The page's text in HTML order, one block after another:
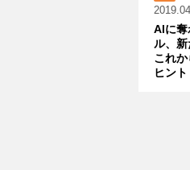
AIに奪
ル、新
これか
ヒント